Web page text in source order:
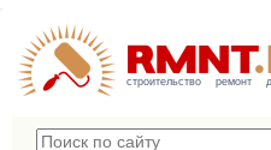
строительство ремонт